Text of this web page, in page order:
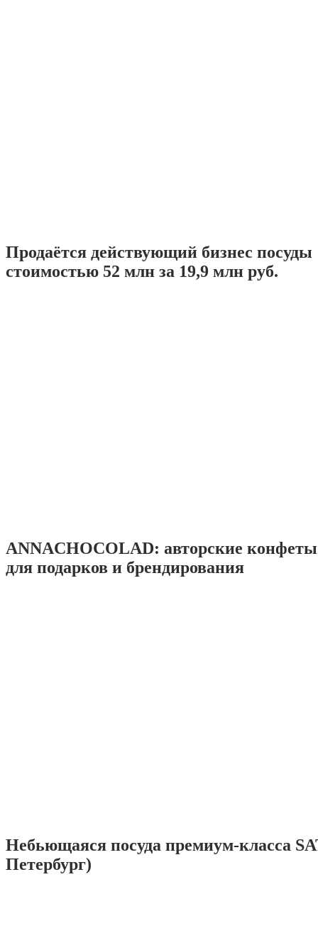
Продаётся действующий бизнес посуды
стоимостью 52 млн за 19,9 млн руб.
ANNACHOCOLAD: авторские
для подарков и брендирования
Небьющаяся посуда премиум-класса
Петербург)